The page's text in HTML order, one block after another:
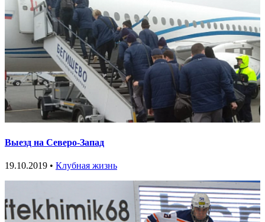
Выезд на Северо-Запад
19.10.2019 • Клубная жизнь